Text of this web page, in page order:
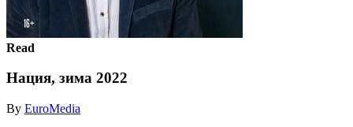
Read
Нация, зима 2022
By EuroMedia